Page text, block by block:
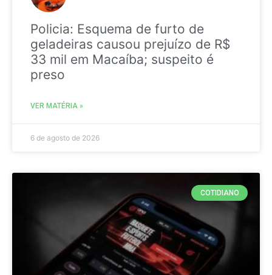
Policia: Esquema de furto de
geladeiras causou prejuízo de R$
33 mil em Macaíba; suspeito é
preso
VER MATÉRIA »
6 de agosto de 2026
COTIDIANO